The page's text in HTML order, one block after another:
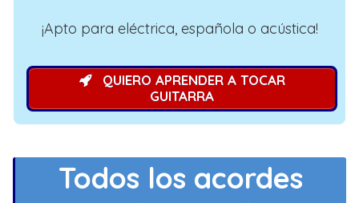
¡Apto para eléctrica, española o acústica!
QUIERO APRENDER A TOCAR
GUITARRA
Todos los acordes